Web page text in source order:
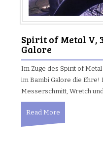
Spirit of Metal V,
Galore
Im Zuge des Spirit of
im Bambi Galore die Ehre!
Messerschmitt, Wretch
Read More